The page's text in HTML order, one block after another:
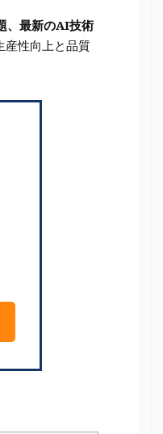
、最新のAI技術
産性向上と品質